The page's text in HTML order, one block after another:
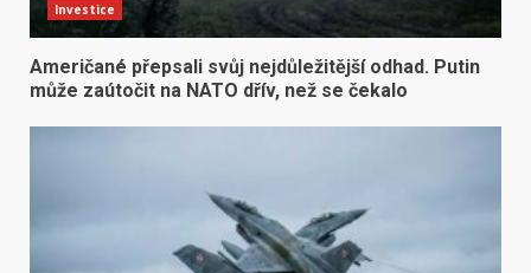
Investice
Američané přepsali svůj nejdůležitější odhad. Putin
může zaútočit na NATO dřív, než se čekalo